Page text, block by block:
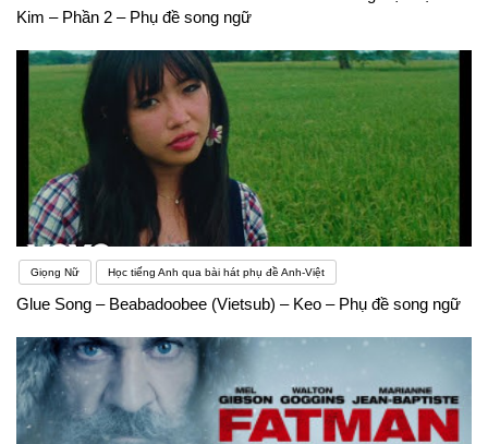
Kim – Phần 2 – Phụ đề song ngữ
Giọng Nữ Học tiếng Anh qua bài hát phụ đề Anh-Việt
Glue Song – Beabadoobee (Vietsub) – Keo – Phụ đề song ngữ